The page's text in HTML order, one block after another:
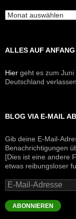
Archive
ALLES AUF ANFANG
Hier geht es zum
Deutschland
BLOG VIA E-MAIL
Gib deine E-Mail-
Benachrichtigungen
[Dies ist eine andere
etwas reibungsloser
E-
Mail-
Adresse
ABONNIEREN